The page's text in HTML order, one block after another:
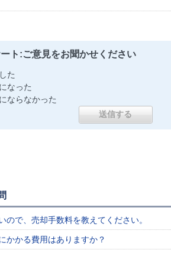
ト:ご意見をお聞かせください
た
なった
ならなかった
ので、売却手数料を教えてください。
かかる費用はありますか？